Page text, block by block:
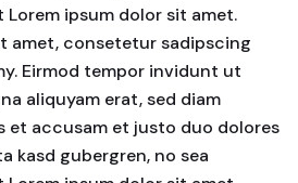
ipsum dolor sit amet.
amet, consetetur sadipscing
Eirmod tempor invidunt ut
aliquyam erat, sed diam
et accusam et justo duo dolores
kasd gubergren, no sea